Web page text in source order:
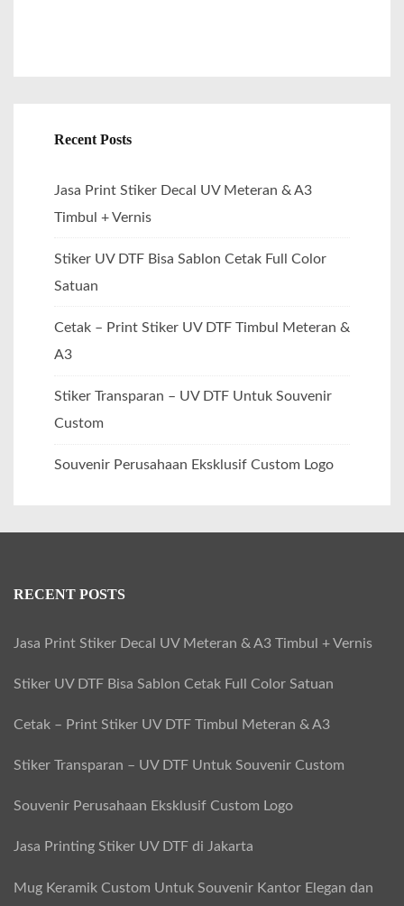
Recent Posts
Jasa Print Stiker Decal UV Meteran & A3
Timbul + Vernis
Stiker UV DTF Bisa Sablon Cetak Full Color
Satuan
Cetak – Print Stiker UV DTF Timbul Meteran &
A3
Stiker Transparan – UV DTF Untuk Souvenir
Custom
Souvenir Perusahaan Eksklusif Custom Logo
RECENT POSTS
Jasa Print Stiker Decal UV Meteran & A3 Timbul + Vernis
Stiker UV DTF Bisa Sablon Cetak Full Color Satuan
Cetak – Print Stiker UV DTF Timbul Meteran & A3
Stiker Transparan – UV DTF Untuk Souvenir Custom
Souvenir Perusahaan Eksklusif Custom Logo
Jasa Printing Stiker UV DTF di Jakarta
Mug Keramik Custom Untuk Souvenir Kantor Elegan dan